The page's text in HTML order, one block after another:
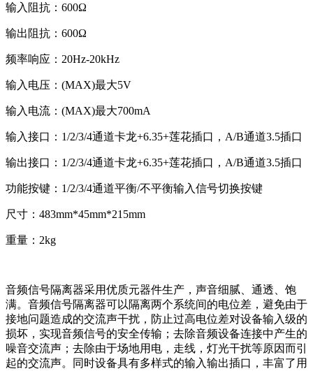
输入阻抗：600Ω
输出阻抗：600Ω
频率响应：20Hz-20kHz
输入电压：(MAX)最大5V
输入电流：(MAX)最大700mA
输入接口：1/2/3/4通道卡龙+6.35+莲花插口，A/B通道3.5插口
输出接口：1/2/3/4通道卡龙+6.35+莲花插口，A/B通道3.5插口
功能按键：1/2/3/4通道平衡/不平衡输入信号切换按键
尺寸：483mm*45mm*215mm
重量：2kg
音频信号隔离器采用优质元器件生产，声音细腻、通透、饱
满。音频信号隔离器可以隔离两个系统间的电位差，避免由于
接地问题造成的交流声干扰，防止过高电位差对设备输入级的
损坏，实现音频信号的安全传输；去除音频设备连接中产生的
噪音交流声；去除由于场地用电，走线，灯光干扰等原因而引
起的交流声。同时设备具有多样式的输入输出插口，丰富了用